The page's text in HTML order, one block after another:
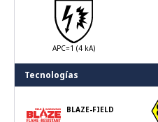
APC=1 (4 kA)
Tecnologías
BLAZE-FIELD